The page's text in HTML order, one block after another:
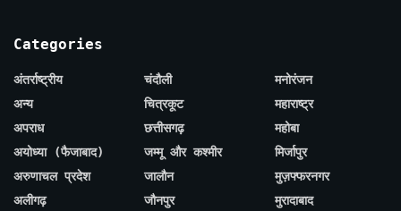
Categories
अंतर्राष्ट्रीय
अन्य
अपराध
अयोध्या (फैजाबाद)
अरुणाचल प्रदेश
अलीगढ़
चंदौली
चित्रकूट
छत्तीसगढ़
जम्मू और कश्मीर
जालौन
जौनपुर
मनोरंजन
महाराष्ट्र
महोबा
मिर्जापुर
मुज़फ्फरनगर
मुरादाबाद